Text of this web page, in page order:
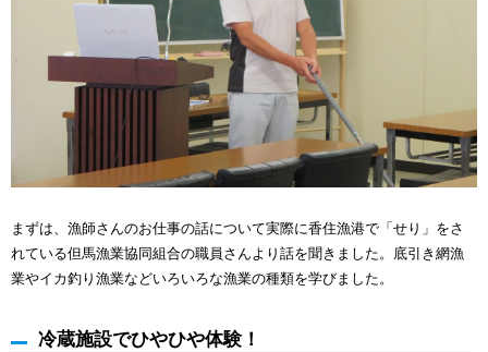
まずは、漁師さんのお仕事の話について実際に香住漁港で「せり」をさ
れている但馬漁業協同組合の職員さんより話を聞きました。底引き網漁
業やイカ釣り漁業などいろいろな漁業の種類を学びました。
冷蔵施設でひやひや体験！